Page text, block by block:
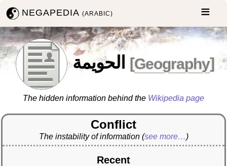
NEGAPEDIA(ARABIC)
الحويمة [Geography]
The hidden information behind the Wikipedia page
Conflict
The instability of information (see more…)
Recent